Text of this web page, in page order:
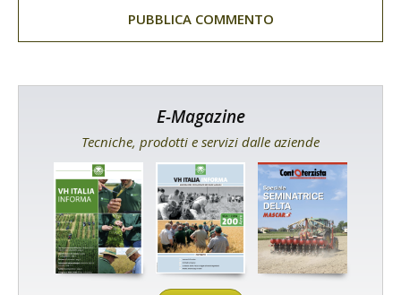
E-Magazine
Tecniche, prodotti e servizi dalle aziende